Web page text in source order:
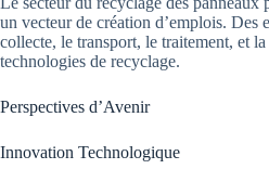
un vecteur de création d’emplois. Des
collecte, le transport, le traitement, et
technologies de recyclage.
Perspectives d’Avenir
Innovation Technologique